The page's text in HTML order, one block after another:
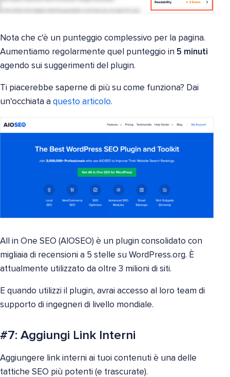
Nota che c'è un punteggio complessivo per la pagina.
Aumentiamo regolarmente quel punteggio in 5 minuti
agendo sui suggerimenti del plugin.
Ti piacerebbe saperne di più su come funziona? Dai
un'occhiata a questo articolo.
All in One SEO (AIOSEO) è un plugin consolidato con
migliaia di recensioni a 5 stelle su WordPress.org. È
attualmente utilizzato da oltre 3 milioni di siti.
E quando utilizzi il plugin, avrai accesso al loro team di
supporto di ingegneri di livello mondiale.
#7: Aggiungi Link Interni
Aggiungere link interni ai tuoi contenuti è una delle
tattiche SEO più potenti (e trascurate).